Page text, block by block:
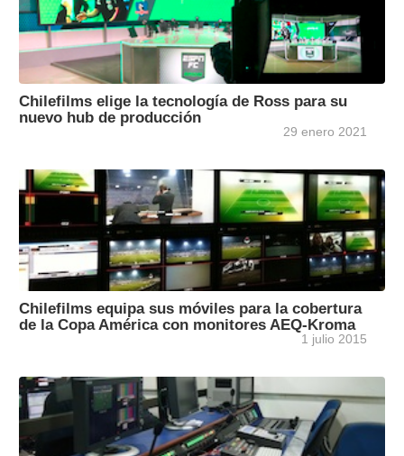
Chilefilms elige la tecnología de Ross para su
nuevo hub de producción
29 enero 2021
Chilefilms equipa sus móviles para la cobertura
de la Copa América con monitores AEQ-Kroma
1 julio 2015